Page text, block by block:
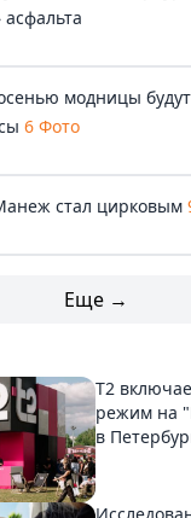
модницы
6 Фото
стал цирковым
Еще →
Т2
режим на
в